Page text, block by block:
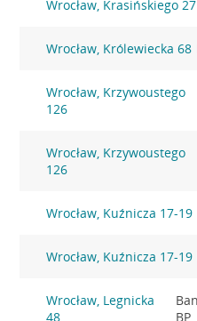
Wrocław, Krasińskiego 27
Wrocław, Królewiecka 68
Wrocław, Krzywoustego
126
Wrocław, Krzywoustego
126
Wrocław, Kuźnicza 17-19
Wrocław, Kuźnicza 17-19
Wrocław, Legnicka
48
BP